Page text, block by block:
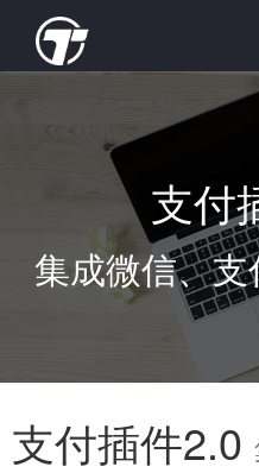
支付
集成微信、
支付插件2.0